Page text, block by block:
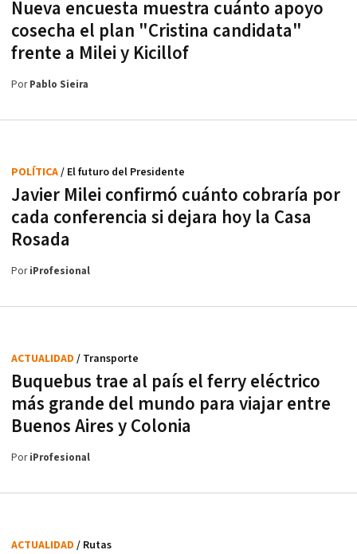
Nueva encuesta muestra cuánto apoyo
cosecha el plan "Cristina candidata"
frente a Milei y Kicillof
PorPablo Sieira
Javier Milei confirmó cuánto cobraría por
cada conferencia si dejara hoy la Casa
Rosada
POLÍTICA/ El futuro del Presidente
PoriProfesional
Buquebus trae al país el ferry eléctrico
más grande del mundo para viajar entre
Buenos Aires y Colonia
ACTUALIDAD / Transporte
PoriProfesional
ACTUALIDAD / Rutas